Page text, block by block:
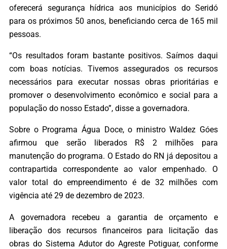
oferecerá segurança hídrica aos municípios do Seridó
para os próximos 50 anos, beneficiando cerca de 165 mil
pessoas.
“Os resultados foram bastante positivos. Saímos daqui
com boas notícias. Tivemos assegurados os recursos
necessários para executar nossas obras prioritárias e
promover o desenvolvimento econômico e social para a
população do nosso Estado”, disse a governadora.
Sobre o Programa Água Doce, o ministro Waldez Góes
afirmou que serão liberados R$ 2 milhões para
manutenção do programa. O Estado do RN já depositou a
contrapartida correspondente ao valor empenhado. O
valor total do empreendimento é de 32 milhões com
vigência até 29 de dezembro de 2023.
A governadora recebeu a garantia de orçamento e
liberação dos recursos financeiros para licitação das
obras do Sistema Adutor do Agreste Potiguar, conforme